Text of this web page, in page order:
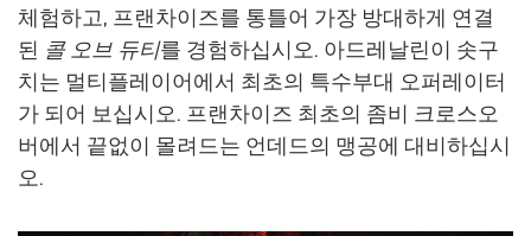
체험하고, 프랜차이즈를 통틀어 가장 방대하게 연결
된 콜 오브 듀티를 경험하십시오. 아드레날린이 솟구
치는 멀티플레이어에서 최초의 특수부대 오퍼레이터
가 되어 보십시오. 프랜차이즈 최초의 좀비 크로스오
버에서 끝없이 몰려드는 언데드의 맹공에 대비하십시
오.